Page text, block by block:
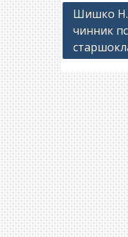
Навігація
записів
Шишко Н.
чинник